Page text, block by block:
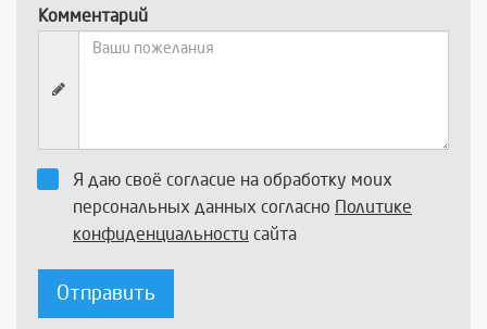
Комментарий
Я даю своё согласие на обработку моих
персональных данных согласно Политике
конфиденциальности сайта
Отправить